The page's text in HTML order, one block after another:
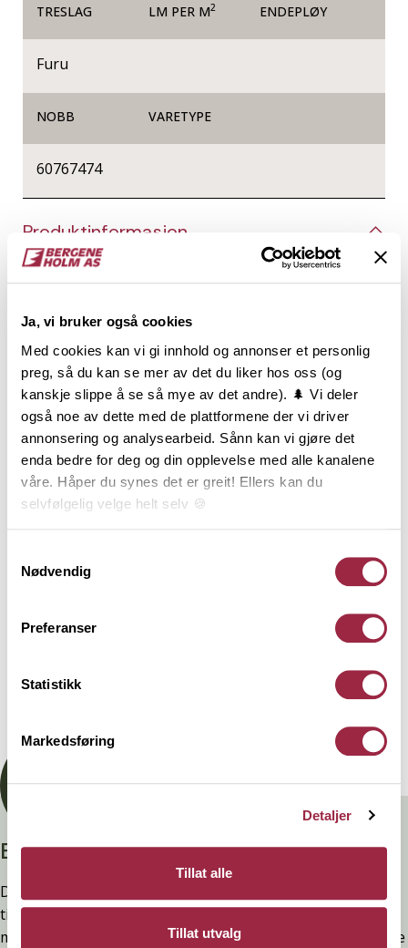
Ja, vi bruker også cookies
Med cookies kan vi gi innhold og annonser et personlig
preg, så du kan se mer av det du liker hos oss (og
kanskje slippe å se så mye av det andre). 🌲 Vi deler
også noe av dette med de plattformene der vi driver
annonsering og analysearbeid. Sånn kan vi gjøre det
enda bedre for deg og din opplevelse med alle kanalene
våre. Håper du synes det er greit! Ellers kan du
selvfølgelig velge helt selv 🍪
Nødvendig
Preferanser
Statistikk
Markedsføring
Detaljer
Tillat alle
Tillat utvalg
TRESLAG LM PER M2 ENDEPLØY
Furu
NOBB VARETYPE
60767474
Produktinformasjon
Glattkanter er firkantede trespiler helt uten profil,
produksjon av småmøbler, til vegger og tak i form av
spileverk. Det er kun fantasien som setter
begrensning til formvalg og bruksområde.
Glattkanter i furu lagerføres i et stort antall
dimensjoner, fra 6 til 34 mm tykkelse og fra 21 til 195
mm bredde. Glattkanter i furu med skarpe kanter er
produsert av listverksråstoff, og er i prinsippet er et
kvistfritt produkt. Glattkanter i furu med avrundede
kanter leveres både i listverkskvalitet (uten kvist) og
i natur (med kvist – lik panel).
Behandling
Branntestet
Denne kledninger er testet, dokumentert, godkjent og
tilfredsstiller preakseptert ytelse for brann (D-s2,d0) ved
montering. Ytelsen opprettholdes ved å følge anvisningene